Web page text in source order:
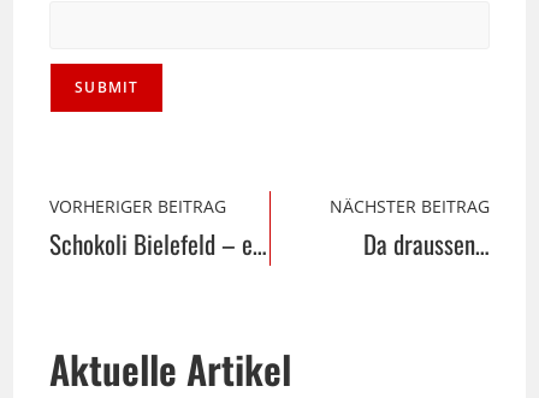
VORHERIGER BEITRAG
Schokoli Bielefeld – eine Sünde wert
NÄCHSTER BEITRAG
Da draussen…
Aktuelle Artikel